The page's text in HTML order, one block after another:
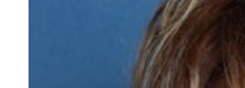
原嘉孝の歴代&最
母・姉・弟・地元